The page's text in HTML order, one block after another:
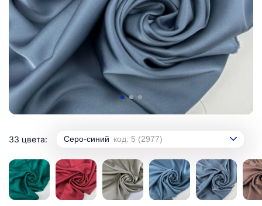
33 цвета: Серо-синий код: 5 (2977)